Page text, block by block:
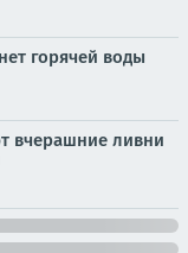
горячей воды
вчерашние ливни